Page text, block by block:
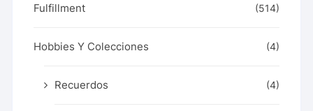
Fulfillment (514)
Hobbies Y Colecciones (4)
Recuerdos (4)